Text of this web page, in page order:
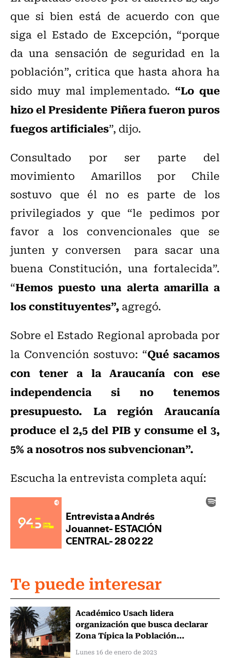
que si bien está de acuerdo con que
siga el Estado de Excepción, “porque
da una sensación de seguridad en la
población”, critica que hasta ahora ha
sido muy mal implementado.“Lo que
hizo el Presidente Piñera fueron puros
fuegos artificiales”, dijo.
Consultado por ser parte del
movimiento Amarillos por Chile
sostuvo que él no es parte de los
privilegiados y que “le pedimos por
favor a los convencionales que se
junten y conversen para sacar una
buena Constitución, una fortalecida”.
“Hemos puesto una alerta amarilla a
los constituyentes”,agregó.
Sobre el Estado Regional aprobada por
la Convención sostuvo: “Qué sacamos
con tener a la Araucanía con ese
independencia si no tenemos
presupuesto. La región Araucanía
produce el 2,5 del PIB y consume el 3,
5% a nosotros nos subvencionan”.
Escucha la entrevista completa aquí:
Te puede interesar
Académico Usach lidera
organización que busca declarar
Zona Típica la Población...
Lunes 16 de enero de 2023